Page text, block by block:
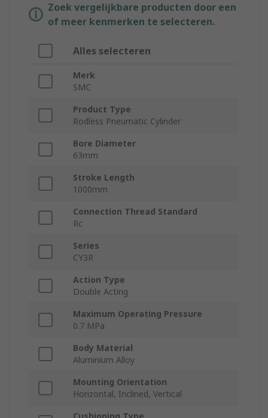
Zoek vergelijkbare producten door een
of meer kenmerken te selecteren.
Alles selecteren
Merk
SMC
Product Type
Rodless Pneumatic Cylinder
Bore Diameter
63mm
Stroke Length
1000mm
Connection Thread Standard
Rc
Series
CY3R
Action Type
Double Acting
Maximum Operating Pressure
0.7 MPa
Body Material
Aluminium Alloy
Mounting Orientation
Horizontal, Inclined, Vertical